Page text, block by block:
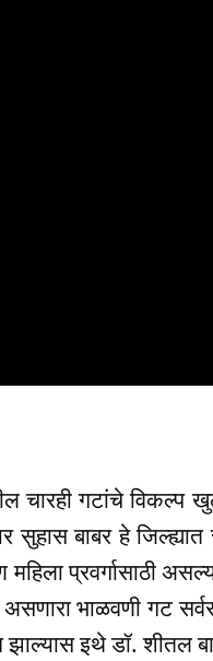
चारही गटांचे विकल्प
बाबर हे जिल्ह्यात
प्रवर्गासाठी
भाळवणी गट
इथे डॉ. शीतल